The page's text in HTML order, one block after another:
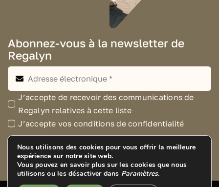
Abonnez-vous à la newsletter de
Regalyn
J’accepte de recevoir des communications de
Regalyn relatives à cette liste
J’accepte vos conditions de confidentialité
S'inscrire
Nous utilisons des cookies pour vous offrir la meilleure
expérience sur notre site web.
Vous pouvez en savoir plus sur les cookies que nous
utilisons ou les désactiver dans Paramètres.